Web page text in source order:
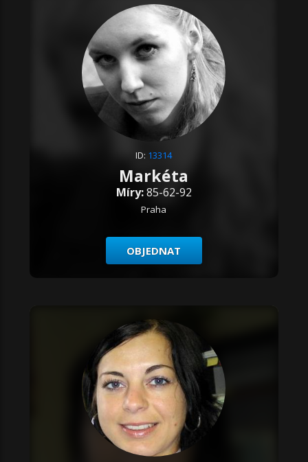
ID: 13314
Markéta
Míry:85-62-92
Praha
OBJEDNAT